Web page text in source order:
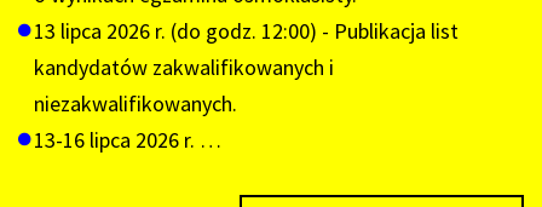
13 lipca 2026 r. (do godz. 12:00) - Publikacja list
kandydatów zakwalifikowanych i
niezakwalifikowanych.
13-16 lipca 2026 r. …